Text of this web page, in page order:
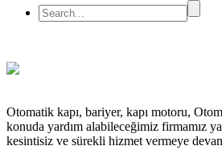
Otomatik kapı, bariyer, kapı motoru,
konuda yardım alabileceğimiz firmamız
kesintisiz ve sürekli hizmet vermeye